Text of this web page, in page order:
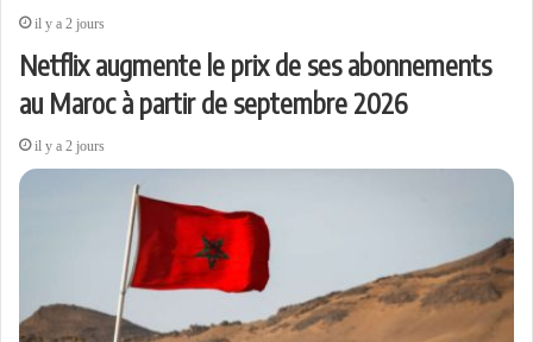
il y a 2 jours
Netflix augmente le prix de ses abonnements
au Maroc à partir de septembre 2026
il y a 2 jours